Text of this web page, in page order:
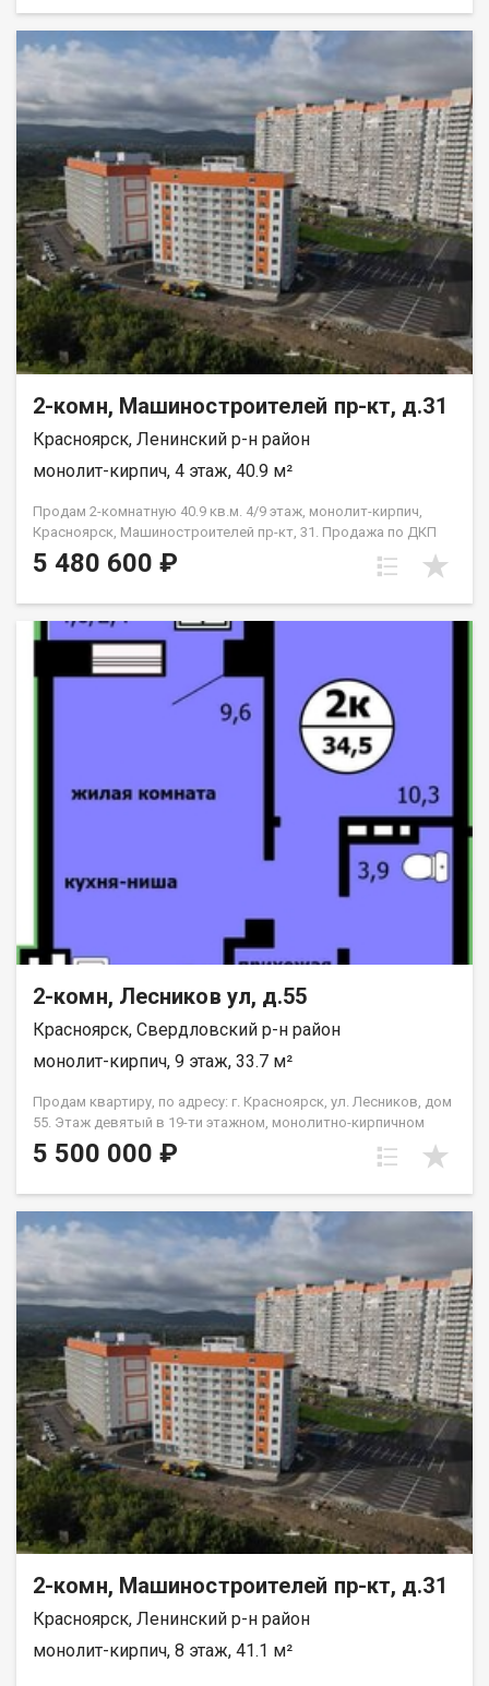
2-комн, Машиностроителей пр-кт, д.31
Красноярск, Ленинский р-н район
монолит-кирпич, 4 этаж, 40.9 м²
Продам 2-комнатную 40.9 кв.м. 4/9 этаж, монолит-кирпич,
Красноярск, Машиностроителей пр-кт, 31. Продажа по ДКП
НЕ ОТ ЗАСТРОЙЩИКА
5 480 600 ₽
2-комн, Лесников ул, д.55
Красноярск, Свердловский р-н район
монолит-кирпич, 9 этаж, 33.7 м²
Продам квартиру, по адресу: г. Красноярск, ул. Лесников, дом
55. Этаж девятый в 19-ти этажном, монолитно-кирпичном
доме. Общая площадь- 33.7 кв.м., кухня-гостиная-14,6 кв.м.,
спальня--10,3 кв.м. Предчистовая отделка от застройщика.
доступность до других районов города. Близость знаковых
мест отдыха, досуга и развлечений - заповедник «Столбы»,
Фанпарк «Бобровый лог» и парк флоры и фауны «Роев ручей».
Благоустроенная набережная протяженностью 1450 метров
вдоль реки Енисей и 500 метров вдоль реки Базаиха с
организованными спусками к воде и остановкой речного
пассажирского транспорта возле ледовой арены. Сеть
пешеходных и велосипедно-роликовых дорожек по всему
району. Бесшумные современные лифты. Наземные
автостоянки на 175 и 297 машино-мест.
5 500 000 ₽
2-комн, Машиностроителей пр-кт, д.31
Красноярск, Ленинский р-н район
монолит-кирпич, 8 этаж, 41.1 м²